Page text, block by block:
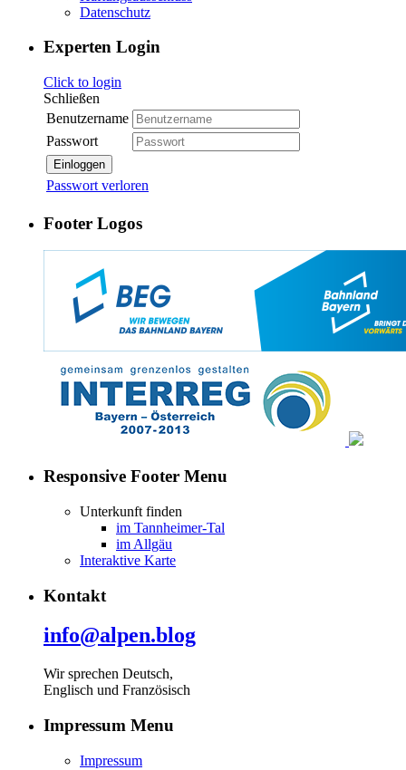
Datenschutz
Experten Login
Click to login
Schließen
Benutzername
Passwort
Einloggen
Passwort verloren
Footer Logos
Responsive Footer Menu
Unterkunft finden
im Tannheimer-Tal
im Allgäu
Interaktive Karte
Kontakt
info@alpen.blog
Wir sprechen Deutsch,
Englisch und Französisch
Impressum Menu
Impressum